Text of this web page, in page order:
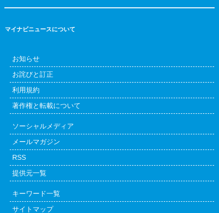
マイナビニュースについて
お知らせ
お詫びと訂正
利用規約
著作権と転載について
ソーシャルメディア
メールマガジン
RSS
提供元一覧
キーワード一覧
サイトマップ